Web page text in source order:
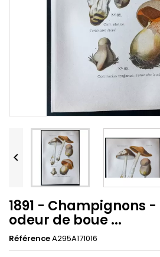

1891 - Champignons
odeur de boue ...
RéférenceA295A171016